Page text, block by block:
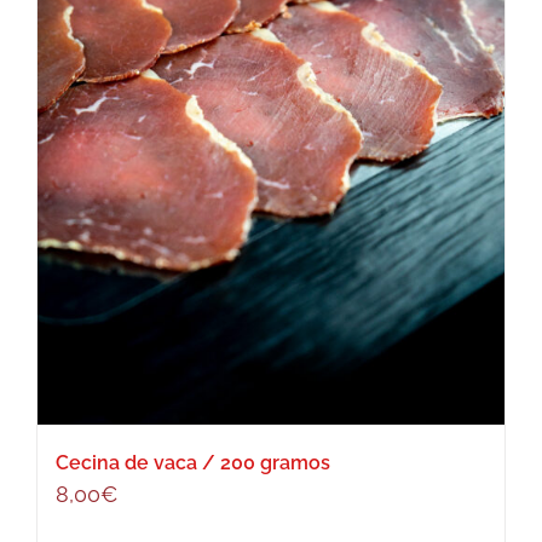
Cecina de vaca / 200 gramos
8,00€